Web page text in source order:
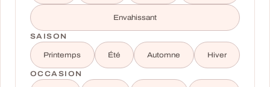
Envahissant
SAISON
Printemps Été Automne Hiver
OCCASION